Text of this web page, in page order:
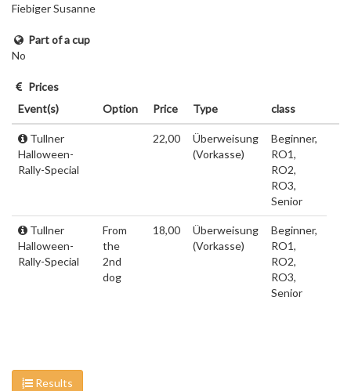
Fiebiger Susanne
Part of a cup
No
Prices
Event(s)
Option Price Type class
Tullner
Halloween-
Rally-Special
22,00
Überweisung
(Vorkasse)
Beginner,
RO1,
RO2,
RO3,
Senior
Tullner
Halloween-
Rally-Special
From
the
2nd
dog
18,00
Überweisung
(Vorkasse)
Beginner,
RO1,
RO2,
RO3,
Senior
Results